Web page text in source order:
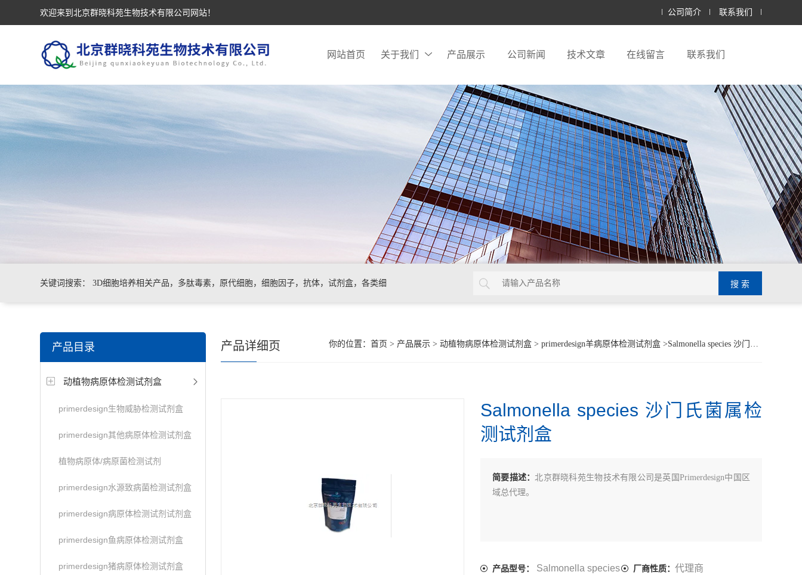
欢迎来到北京群晓科苑生物技术有限公司网站！ 公司简介 联系我们
网站首页 关于我们 产品展示 公司新闻 技术文章 在线留言 联系我们
关键词搜索： 3D细胞培养相关产品，多肽毒素，原代细胞，细胞因子，抗体，试剂盒，各类细
产品目录
动植物病原体检测试剂盒
primerdesign生物威胁检测试剂盒
primerdesign其他病原体检测试剂盒
植物病原体/病原菌检测试剂
primerdesign水源致病菌检测试剂盒
primerdesign病原体检测试剂试剂盒
primerdesign鱼病原体检测试剂盒
primerdesign猪病原体检测试剂盒
你的位置：首页 > 产品展示 >动植物病原体检测试剂盒 >primerdesign羊病原体检测试剂盒 >Salmonella species 沙门氏菌属检测试剂盒
产品详细页
Salmonella species 沙门氏菌属检
测试剂盒
简要描述：北京群晓科苑生物技术有限公司是英国Primerdesign中国区
域总代理。
产品型号： Salmonella species 厂商性质： 代理商